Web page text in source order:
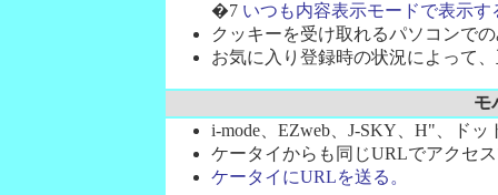
�7 いつも内容表示モードで表示す
クッキーを受け取れるパソコンで
お気に入り登録時の状況によって
モ
i-mode、EZweb、J-SKY、H"、ドッ
ケータイからも同じURLでアクセ
ケータイにURLを送る。